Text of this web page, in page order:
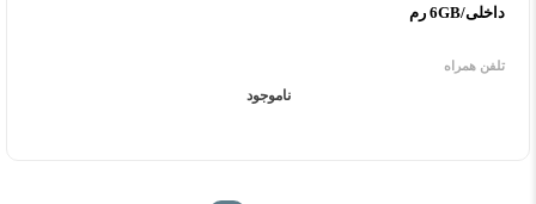
داخلی/6GB رم
تلفن همراه
ناموجود